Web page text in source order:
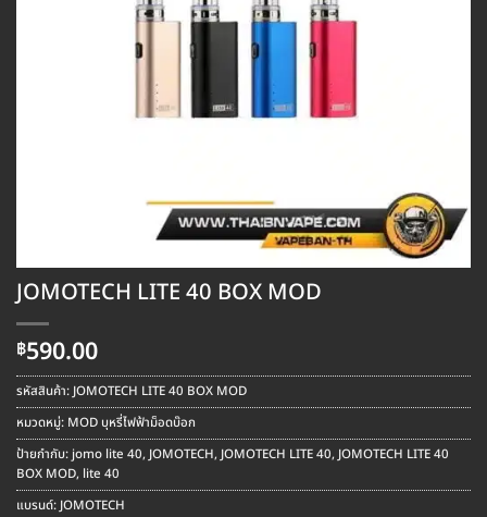
JOMOTECH LITE 40 BOX MOD
฿590.00
รหัสสินค้า:JOMOTECH LITE 40 BOX MOD
หมวดหมู่: MOD บุหรี่ไฟฟ้าม็อดบ๊อก
ป้ายกำกับ: jomo lite 40, JOMOTECH, JOMOTECH LITE 40, JOMOTECH LITE 40
BOX MOD, lite 40
แบรนด์:JOMOTECH